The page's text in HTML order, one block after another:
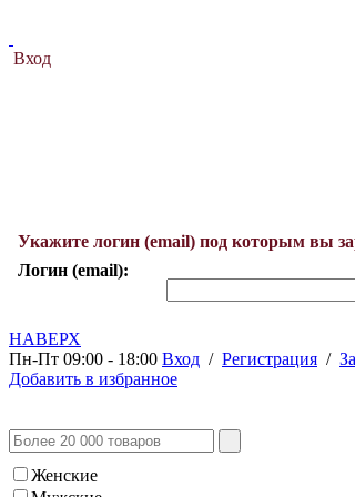
Вход
Укажите логин (email) под которым вы
Логин (email):
НАВЕРХ
Пн-Пт 09:00 - 18:00 Вход / Регистрация /
Добавить в избранное
Женские